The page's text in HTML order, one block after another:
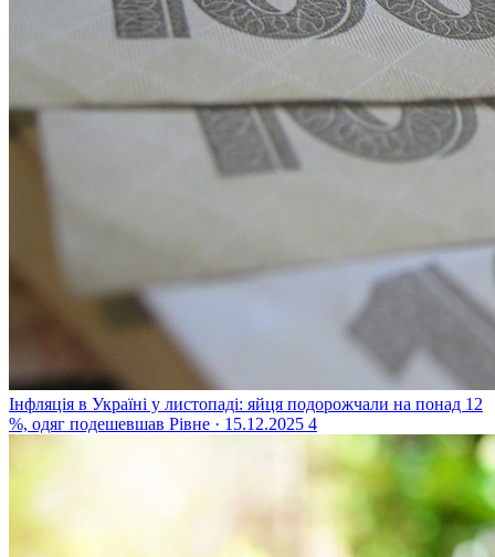
Інфляція в Україні у листопаді: яйця подорожчали на понад 12
%, одяг подешевшав Рівне · 15.12.2025 4